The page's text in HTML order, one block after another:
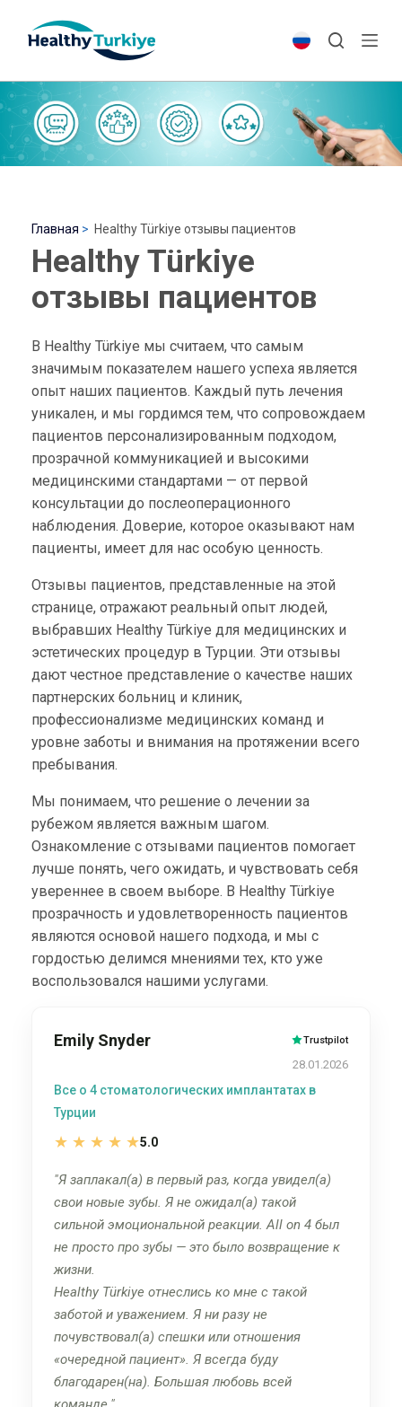
p
c
Главная Healthy Türkiye отзывы пациентов
Healthy Türkiye
отзывы пациентов
В Healthy Türkiye мы считаем, что самым
значимым показателем нашего успеха является
опыт наших пациентов. Каждый путь лечения
уникален, и мы гордимся тем, что сопровождаем
пациентов персонализированным подходом,
прозрачной коммуникацией и высокими
медицинскими стандартами — от первой
консультации до послеоперационного
наблюдения. Доверие, которое оказывают нам
пациенты, имеет для нас особую ценность.
Отзывы пациентов, представленные на этой
странице, отражают реальный опыт людей,
выбравших Healthy Türkiye для медицинских и
эстетических процедур в Турции. Эти отзывы
дают честное представление о качестве наших
партнерских больниц и клиник,
профессионализме медицинских команд и
уровне заботы и внимания на протяжении всего
пребывания.
Мы понимаем, что решение о лечении за
рубежом является важным шагом.
Ознакомление с отзывами пациентов помогает
лучше понять, чего ожидать, и чувствовать себя
увереннее в своем выборе. В Healthy Türkiye
прозрачность и удовлетворенность пациентов
являются основой нашего подхода, и мы с
гордостью делимся мнениями тех, кто уже
воспользовался нашими услугами.
Emily Snyder Trustpilot
28.01.2026
Все о 4 стоматологических имплантатах в
Турции
★ ★ ★ ★ ★5.0
Я заплакал(а) в первый раз, когда увидел(а)
свои новые зубы. Я не ожидал(а) такой
сильной эмоциональной реакции. All on 4 был
не просто про зубы — это было возвращение к
жизни.
Healthy Türkiye отнеслись ко мне с такой
заботой и уважением. Я ни разу не
почувствовал(а) спешки или отношения
«очередной пациент». Я всегда буду
благодарен(на). Большая любовь всей